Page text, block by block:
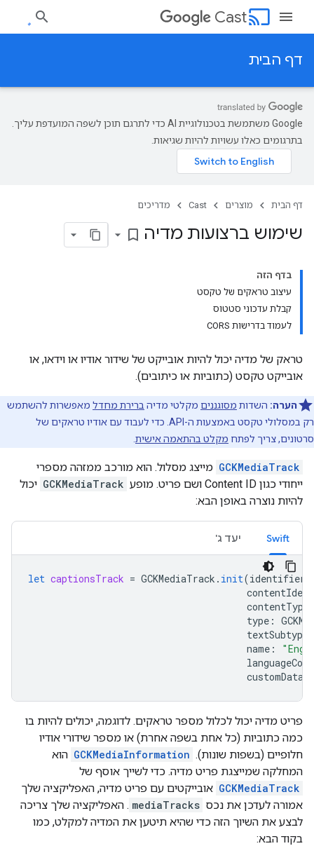
cast
Cast
דף הבית
‫Google משתמשת בטכנולוגיית AI כדי לתרגם תוכן לשפה המועדפת עליך.
בתרגומים כאלו עשויות להיות שגיאות.
דף הבית מוצרים Cast מדריכים
שימוש ברצועות מדיה bookmark_border
בדף הזה
עיצוב טראקים של טקסט
קבלת עדכוני סטטוס
לעמוד בדרישות CORS
טראק של מדיה יכול להיות אובייקט של שידור אודיו או וידאו, או
אובייקט טקסט (כתוביות או כיתובים).
הערה: השדות מסוגננים מקלטי מדיה ברירת מחדל מאפשרות להשתמש
רק במסלולי טקסט באמצעות ה-API. כדי לעבוד עם אודיו טראקים של
סרטונים, צריך לפתח מקלט בהתאמה אישית
GCKMediaTrack מייצג מסלול. הוא מורכב ממזהה מספרי
ייחודי כגון Content ID ושם פריט. מופע
GCKMediaTrack יכול
להיות נוצרה באופן הבא:
Swift יעד ג'
let captionsTrack = GCKMediaTrack . init(identifier
contentType
type :
textSubtype
name :
languageCode
customData
פריט מדיה יכול לכלול מספר טראקים. לדוגמה, יכולים להיות בו
כמה כתוביות (כל אחת בשפה אחרת) או מספר שידורי אודיו
חלופיים (בשפות שונות). GCKMediaInformation הוא
המחלקה שמייצגת פריט מדיה. כדי לשייך אוסף של
GCKMediaTrack אובייקטים עם פריט מדיה, האפליקציה שלך
אמורה לעדכן את נכס mediaTracks . האפליקציה שלך צריכה
לבצע את השיוך הזה כדי שהיא תיטען את המדיה למקלט, כמו
בקוד הבא: